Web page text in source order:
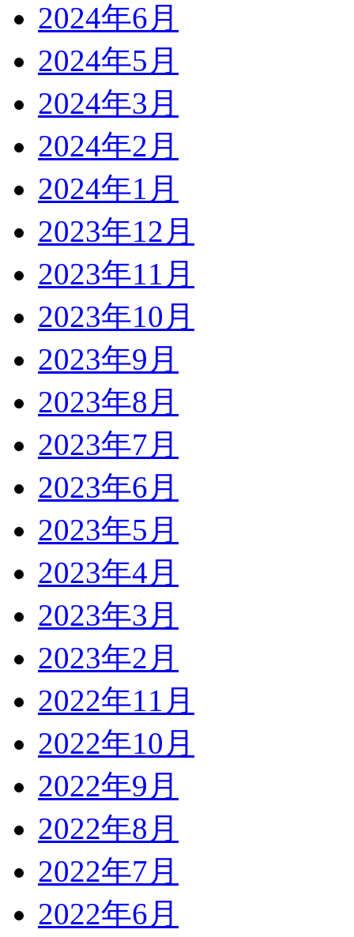
2024年6月
2024年5月
2024年3月
2024年2月
2024年1月
2023年12月
2023年11月
2023年10月
2023年9月
2023年8月
2023年7月
2023年6月
2023年5月
2023年4月
2023年3月
2023年2月
2022年11月
2022年10月
2022年9月
2022年8月
2022年7月
2022年6月